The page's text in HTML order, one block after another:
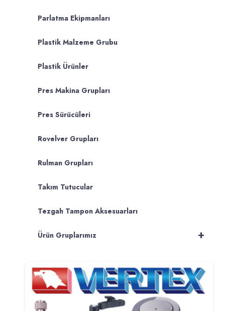
Parlatma Ekipmanları
Plastik Malzeme Grubu
Plastik Ürünler
Pres Makina Grupları
Pres Sürücüleri
Rovelver Grupları
Rulman Grupları
Takım Tutucular
Tezgah Tampon Aksesuarları
+
Ürün Gruplarımız